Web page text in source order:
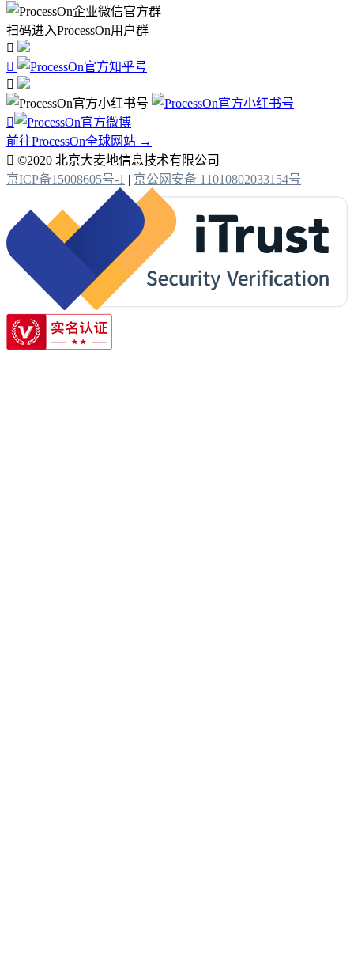
扫码进入ProcessOn用户群




前往ProcessOn全球网站 →
 ©2020 北京大麦地信息技术有限公司
京ICP备15008605号-1 | 京公网安备 11010802033154号